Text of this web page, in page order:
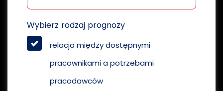
Wybierz rodzaj prognozy
relacja między dostępnymi
pracownikami a potrzebami
pracodawców